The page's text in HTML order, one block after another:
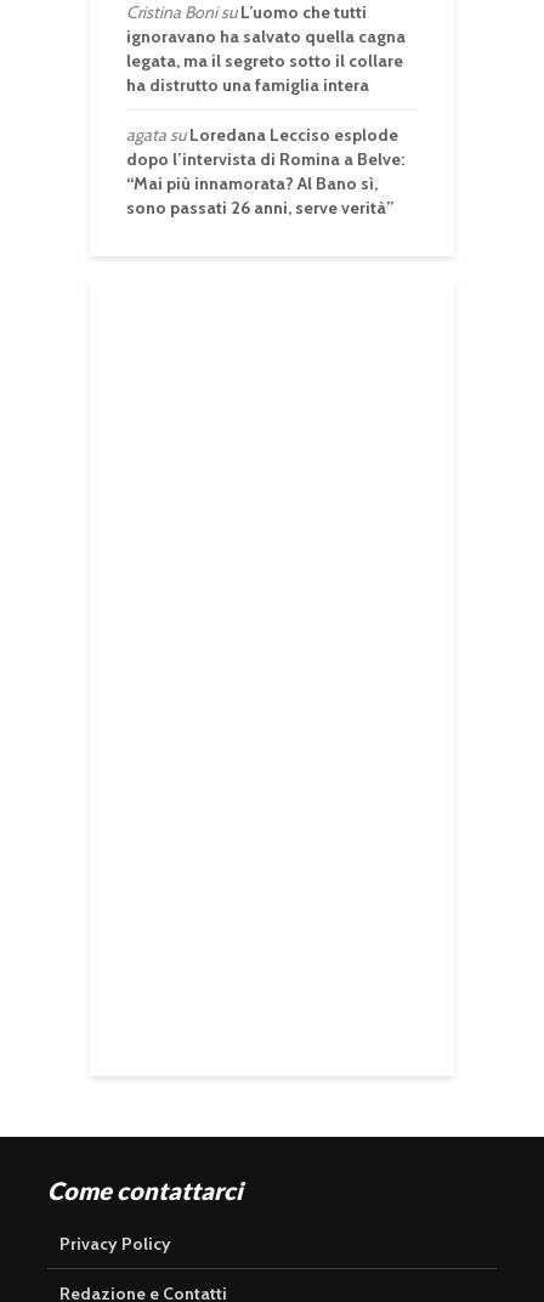
Cristina BonisuL’uomo che tutti
ignoravano ha salvato quella cagna
legata, ma il segreto sotto il collare
ha distrutto una famiglia intera
agatasuLoredana Lecciso esplode
dopo l’intervista di Romina a Belve:
“Mai più innamorata? Al Bano sì,
sono passati 26 anni, serve verità”
Come contattarci
Privacy Policy
Redazione e Contatti